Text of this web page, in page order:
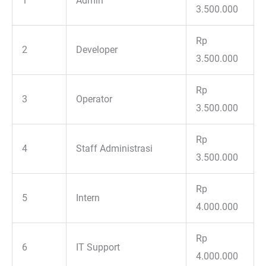
3.500.000
2 Developer
Rp
3.500.000
3 Operator
Rp
3.500.000
4 Staff Administrasi
Rp
3.500.000
5 Intern
Rp
4.000.000
6 IT Support
Rp
4.000.000